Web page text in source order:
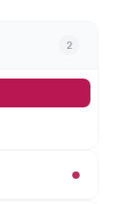
2